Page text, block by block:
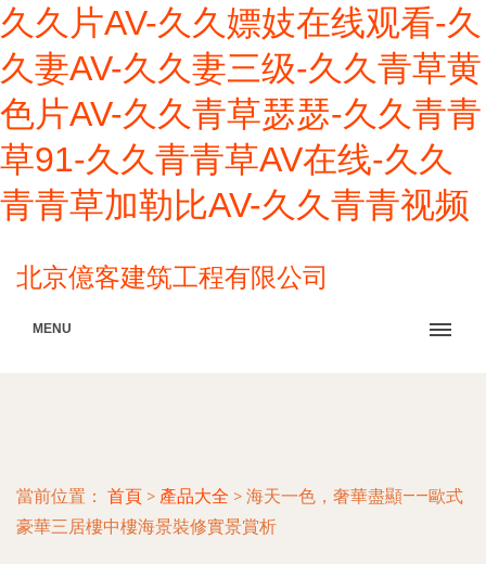
久久片AV-久久嫖妓在线观看-久
久妻AV-久久妻三级-久久青草黄
色片AV-久久青草瑟瑟-久久青青
草91-久久青青草AV在线-久久
青青草加勒比AV-久久青青视频
北京億客建筑工程有限公司
MENU
當前位置： 首頁 > 產品大全 > 海天一色，奢華盡顯——歐式
豪華三居樓中樓海景裝修實景賞析